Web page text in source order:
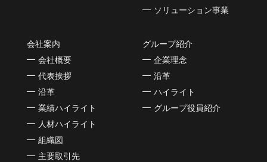
ソリューション事業
会社案内
会社概要
代表挨拶
沿革
業績ハイライト
人材ハイライト
組織図
主要取引先
グループ紹介
企業理念
沿革
ハイライト
グループ役員紹介